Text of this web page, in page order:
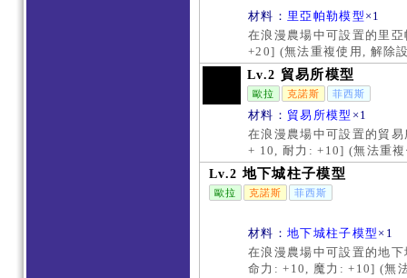
材料： 里亞帕勒模型 ×1
在浪漫農場中可設置的里
+20] (無法重複使用, 解除
Lv.2 貿易所模型
歐拉 克諾斯 菲西斯
材料： 貿易所模型 ×1
在浪漫農場中可設置的貿
+ 10, 耐力: +10] (無法重
Lv.2 地下城柱子模型
歐拉 克諾斯 菲西斯
材料： 地下城柱子模型 ×1
在浪漫農場中可設置的地
命力: +10, 魔力: +10] (無